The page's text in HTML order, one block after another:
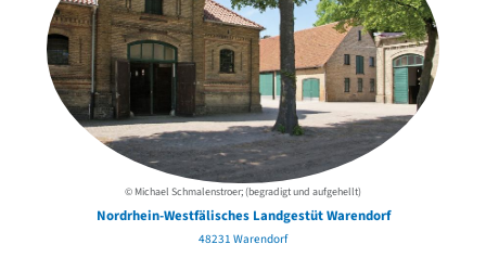
© Michael Schmalenstroer; (begradigt und aufgehellt)
Nordrhein-Westfälisches Landgestüt Warendorf
48231 Warendorf